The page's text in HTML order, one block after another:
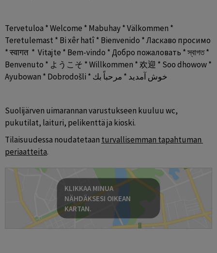
Tervetuloa * Welcome * Mabuhay * Välkommen *
Teretulemast * Bi xêr hatî * Bienvenido * Ласкаво просимо
* स्वागत  *  Vitajte * Bem-vindo * Добро пожаловать * স্বাগত *
Benvenuto * ようこそ * Willkommen * 欢迎 * Soo dhowow *
Ayubowan * Dobrodošli * خوش آمدید * مرحباً بك
Suolijärven uimarannan varustukseen kuuluu wc,
pukutilat, laituri, pelikenttä ja kioski.
Tilaisuudessa noudatetaan turvallisemman tapahtuman
periaatteita.
KLIKKAA MINUA
NÄHDÄKSESI OIKEAN
KARTAN.